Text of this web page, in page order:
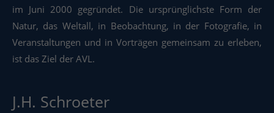
im Juni 2000 gegründet. Die ursprünglichste Form der
Natur, das Weltall, in Beobachtung, in der Fotografie, in
Veranstaltungen und in Vorträgen gemeinsam zu erleben,
ist das Ziel der AVL.
J.H. Schroeter